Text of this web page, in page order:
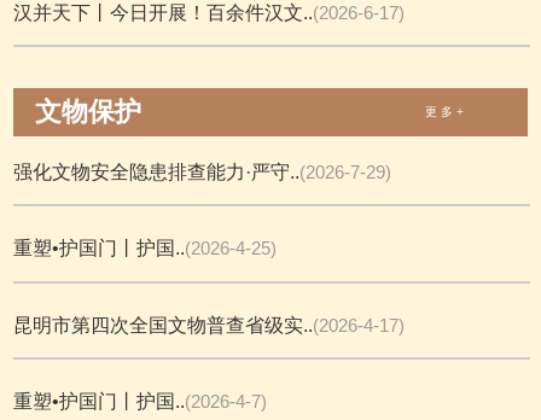
汉并天下丨今日开展！百余件汉文..(2026-6-17)
文物保护 更 多 +
强化文物安全隐患排查能力·严守..(2026-7-29)
重塑•护国门丨护国..(2026-4-25)
昆明市第四次全国文物普查省级实..(2026-4-17)
重塑•护国门丨护国..(2026-4-7)